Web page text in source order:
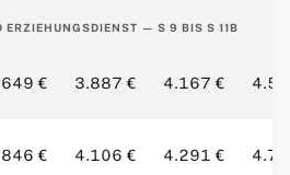
ERZIEHUNGSDIENST — S 9 BIS S 11B
€ 3.887 € 4.167 €
€ 4.106 € 4.291 €